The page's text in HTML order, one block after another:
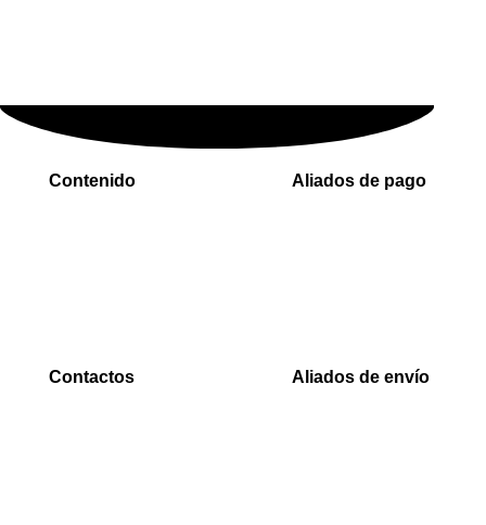
Contenido
Aliados de pago
Contactos Aliados de envío